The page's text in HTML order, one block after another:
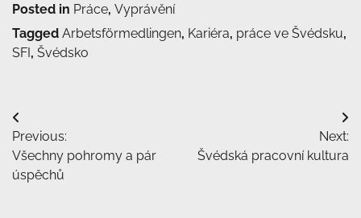
Posted in Práce, Vyprávění
Tagged Arbetsförmedlingen, Kariéra, práce ve Švédsku,
SFI, Švédsko
Navigace
pro
příspěvek
Previous:
Všechny pohromy a pár
úspěchů
Next:
Švédská pracovní kultura